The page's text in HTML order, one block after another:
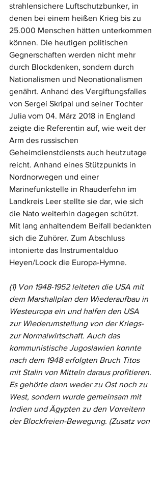
strahlensichere Luftschutzbunker, in
denen bei einem heißen Krieg bis zu
25.000 Menschen hätten unterkommen
können. Die heutigen politischen
Gegnerschaften werden nicht mehr
durch Blockdenken, sondern durch
Nationalismen und Neonationalismen
genährt. Anhand des Vergiftungsfalles
von Sergei Skripal und seiner Tochter
Julia vom 04. März 2018 in England
zeigte die Referentin auf, wie weit der
Arm des russischen
Geheimdienstdiensts auch heutzutage
reicht. Anhand eines Stützpunkts in
Nordnorwegen und einer
Marinefunkstelle in Rhauderfehn im
Landkreis Leer stellte sie dar, wie sich
die Nato weiterhin dagegen schützt.
Mit lang anhaltendem Beifall bedankten
sich die Zuhörer. Zum Abschluss
intonierte das Instrumentalduo
Heyen/Loock die Europa-Hymne.
(1) Von 1948-1952 leiteten die USA mit
dem Marshallplan den Wiederaufbau in
Westeuropa ein und halfen den USA
zur Wiederumstellung von der Kriegs-
zur Normalwirtschaft. Auch das
kommunistische Jugoslawien konnte
nach dem 1948 erfolgten Bruch Titos
mit Stalin von Mitteln daraus profitieren.
Es gehörte dann weder zu Ost noch zu
West, sondern wurde gemeinsam mit
Indien und Ägypten zu den Vorreitern
der Blockfreien-Bewegung. (Zusatz von